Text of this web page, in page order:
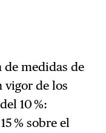
medidas de
vigor de los
10 %:
% sobre el